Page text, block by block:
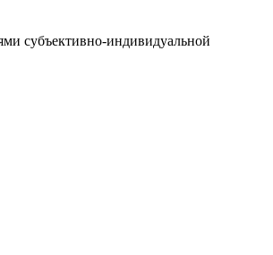
субъективно-индивидуальной